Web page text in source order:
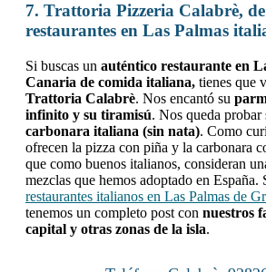
7. Trattoria Pizzeria Calabrè,
restaurantes en Las Palmas
Si buscas un auténtico restaurante en
Canaria de comida italiana, tienes que
Trattoria Calabrè. Nos encantó su
infinito y su tiramisú. Nos queda probar
carbonara italiana (sin nata). Como
ofrecen la pizza con piña y la carbonara
que como buenos italianos, consideran
mezclas que hemos adoptado en España.
restaurantes italianos en Las Palmas de
tenemos un completo post con nuestros
capital y otras zonas de la isla.